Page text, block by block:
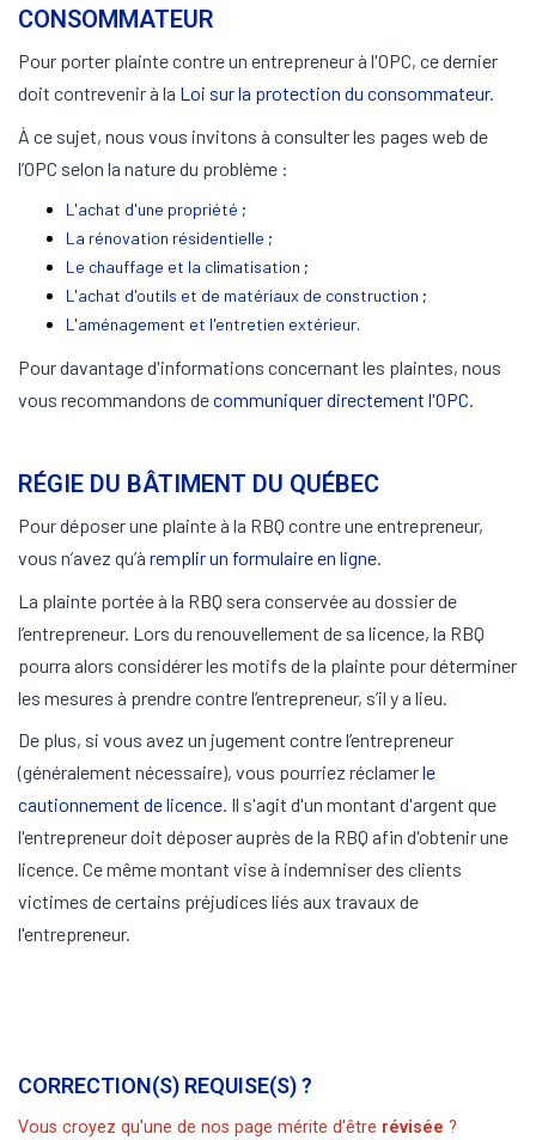
CONSOMMATEUR
Pour porter plainte contre un entrepreneur à l'OPC, ce dernier
doit contrevenir à la Loi sur la protection du consommateur.
À ce sujet, nous vous invitons à consulter les pages web de
l’OPC selon la nature du problème :
L'achat d'une propriété ;
La rénovation résidentielle ;
Le chauffage et la climatisation ;
L'achat d'outils et de matériaux de construction ;
L'aménagement et l'entretien extérieur.
Pour davantage d'informations concernant les plaintes, nous
vous recommandons decommuniquer directement l'OPC.
RÉGIE DU BÂTIMENT DU QUÉBEC
Pour déposer une plainte à la RBQ contre une entrepreneur,
vous n’avez qu’à remplir un formulaire en ligne
La plainte portée à la RBQ sera conservée au dossier de
l’entrepreneur. Lors du renouvellement de sa licence, la RBQ
pourra alors considérer les motifs de la plainte pour déterminer
les mesures à prendre contre l’entrepreneur, s’il y a lieu.
De plus, si vous avez un jugement contre l’entrepreneur
(généralement nécessaire), vous pourriez réclamerle
cautionnement de licence. Il s'agit d'un montant d'argent que
l'entrepreneur doit déposer auprès de la RBQ afin d'obtenir une
licence. Ce même montant vise à indemniser des clients
victimes de certains préjudices liés aux travaux de
l'entrepreneur.
CORRECTION(S) REQUISE(S) ?
Vous croyez qu'une de nos page mérite d'être révisée ?